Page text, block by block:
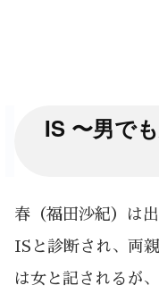
IS 〜男で
春（福田沙紀）は
ISと診断され、両
は女と記されるが